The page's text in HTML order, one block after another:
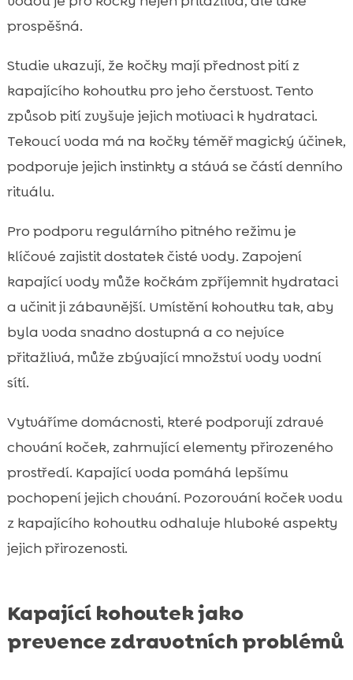
prospěšná.
Studie ukazují, že kočky mají přednost pití z
kapajícího kohoutku pro jeho čerstvost. Tento
způsob pití zvyšuje jejich motivaci k hydrataci.
Tekoucí voda má na kočky téměř magický účinek,
podporuje jejich instinkty a stává se částí denního
rituálu.
Pro podporu regulárního pitného režimu je
klíčové zajistit dostatek čisté vody. Zapojení
kapající vody může kočkám zpříjemnit hydrataci
a učinit ji zábavnější. Umístění kohoutku tak, aby
byla voda snadno dostupná a co nejvíce
přitažlivá, může zbývající množství vody vodní
sítí.
Vytváříme domácnosti, které podporují zdravé
chování koček, zahrnující elementy přirozeného
prostředí. Kapající voda pomáhá lepšímu
pochopení jejich chování. Pozorování koček vodu
z kapajícího kohoutku odhaluje hluboké aspekty
jejich přirozenosti.
Kapající kohoutek jako
prevence zdravotních problémů